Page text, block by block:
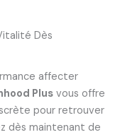
Dès
affecter
Plus vous offre
pour retrouver
dès maintenant de